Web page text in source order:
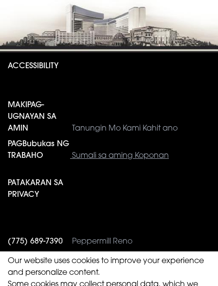
ACCESSIBILITY
MAKIPAG-
UGNAYAN SA
AMIN
Tanungin Mo Kami Kahit ano
PAGBubukas NG
TRABAHO
Sumali sa aming Koponan
PATAKARAN SA
PRIVACY
(775) 689-7390
Peppermill Reno
(775) 353-4943
Western Village
Our website uses cookies to improve your experience
and personalize content.